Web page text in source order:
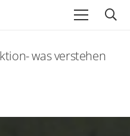
was verstehen